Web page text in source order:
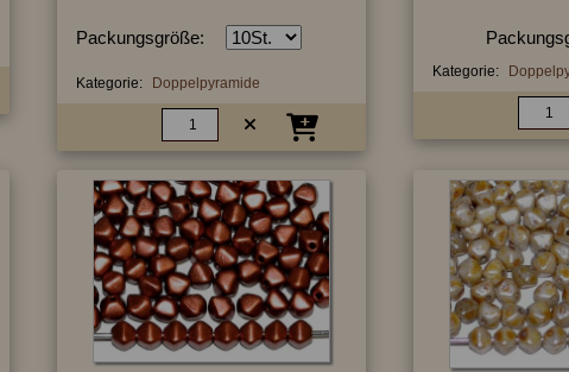
Packungsgröße:
Kategorie: Doppelpyramide
Kategorie: